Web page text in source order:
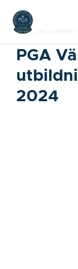
VISA UNDERMENY
PGA
2024